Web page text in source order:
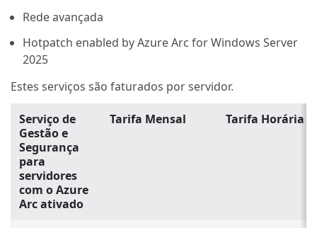
Rede avançada
Hotpatch enabled by Azure Arc for Windows Server
2025
Estes serviços são faturados por servidor.
Serviço de
Gestão e
Segurança
para
servidores
com o Azure
Arc ativado
Tarifa Mensal Tarifa Horária